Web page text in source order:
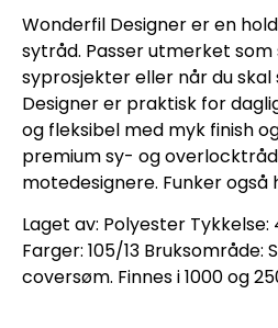
Wonderfil Designer er en
sytråd. Passer utmerket
syprosjekter eller når du
Designer er praktisk for
og fleksibel med myk finish
premium sy- og
motedesignere. Funker
Laget av: Polyester Tykkelse:
Farger: 105/13 Bruksområde:
coversøm. Finnes i 1000 og